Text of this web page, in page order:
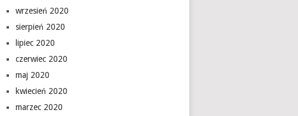
wrzesień 2020
sierpień 2020
lipiec 2020
czerwiec 2020
maj 2020
kwiecień 2020
marzec 2020